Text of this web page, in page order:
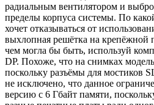
радиальным вентилятором и
пределы корпуса системы. По
хочет отказываться от
выхлопная решётка на крепёжной
чем могла бы быть, используй
DP. Похоже, что на снимках
поскольку разъёмы для мостиков
не исключено, что данное
версию с 6 Гбайт памяти,